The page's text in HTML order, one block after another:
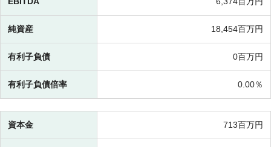
純資産 18,454百万円
有利子負債 0百万円
有利子負債倍率 0.00％
資本金 713百万円